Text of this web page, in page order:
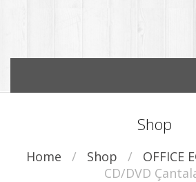
Shop
Home / Shop / OFFICE
CD/DVD